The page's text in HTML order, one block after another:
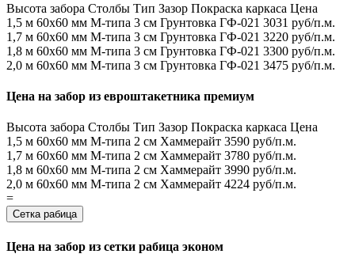
Высота забора Столбы Тип Зазор Покраска каркаса Цена
1,5 м 60х60 мм М-типа 3 см Грунтовка ГФ-021 3031 руб/п.м.
1,7 м 60х60 мм М-типа 3 см Грунтовка ГФ-021 3220 руб/п.м.
1,8 м 60х60 мм М-типа 3 см Грунтовка ГФ-021 3300 руб/п.м.
2,0 м 60х60 мм М-типа 3 см Грунтовка ГФ-021 3475 руб/п.м.
Цена на забор из евроштакетника премиум
Высота забора Столбы Тип Зазор Покраска каркаса Цена
1,5 м 60х60 мм М-типа 2 см Хаммерайт 3590 руб/п.м.
1,7 м 60х60 мм М-типа 2 см Хаммерайт 3780 руб/п.м.
1,8 м 60х60 мм М-типа 2 см Хаммерайт 3990 руб/п.м.
2,0 м 60х60 мм М-типа 2 см Хаммерайт 4224 руб/п.м.
=
Сетка рабица
Цена на забор из сетки рабица эконом